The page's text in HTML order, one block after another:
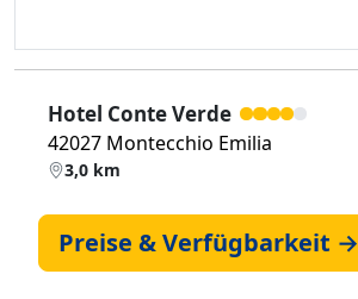
Hotel Conte Verde
42027 Montecchio Emilia
3,0 km
Preise & Verfügbarkeit →